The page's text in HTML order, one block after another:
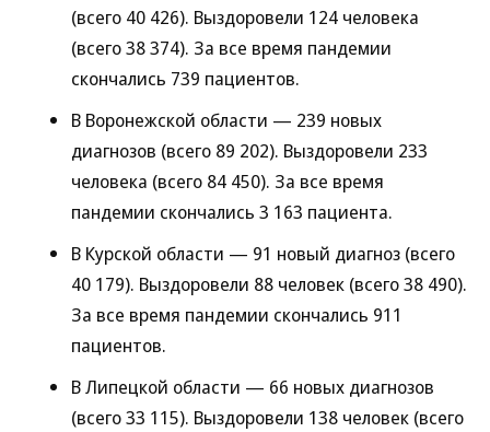
(всего 40 426). Выздоровели 124 человека
(всего 38 374). За все время пандемии
скончались 739 пациентов.
В Воронежской области — 239 новых
диагнозов (всего 89 202). Выздоровели 233
человека (всего 84 450). За все время
пандемии скончались 3 163 пациента.
В Курской области — 91 новый диагноз (всего
40 179). Выздоровели 88 человек (всего 38 490).
За все время пандемии скончались 911
пациентов.
В Липецкой области — 66 новых диагнозов
(всего 33 115). Выздоровели 138 человек (всего